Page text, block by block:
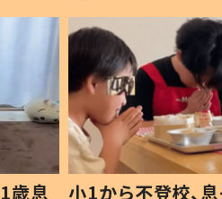
歳息
小1から不登校、息